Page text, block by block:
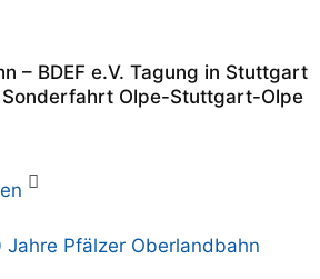
– BDEF e.V. Tagung in Stuttgart
Olpe-Stuttgart-Olpe